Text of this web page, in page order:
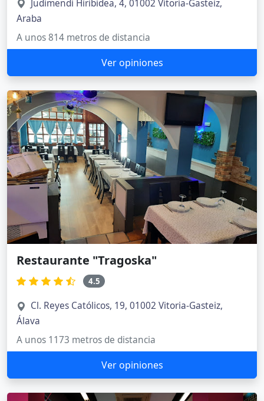
Judimendi Hiribidea, 4, 01002 Vitoria-Gasteiz,
Araba
A unos 814 metros de distancia
Ver opiniones
Restaurante "Tragoska"
4.5
Cl. Reyes Católicos, 19, 01002 Vitoria-Gasteiz,
Álava
A unos 1173 metros de distancia
Ver opiniones